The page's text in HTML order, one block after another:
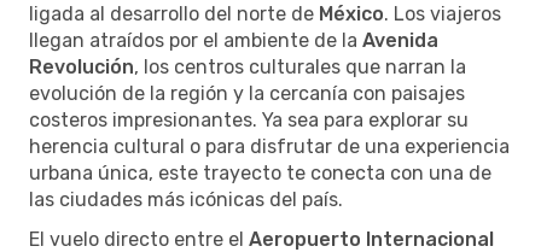
ligada al desarrollo del norte de México. Los viajeros
llegan atraídos por el ambiente de la Avenida
Revolución, los centros culturales que narran la
evolución de la región y la cercanía con paisajes
costeros impresionantes. Ya sea para explorar su
herencia cultural o para disfrutar de una experiencia
urbana única, este trayecto te conecta con una de
las ciudades más icónicas del país.
El vuelo directo entre el Aeropuerto Internacional